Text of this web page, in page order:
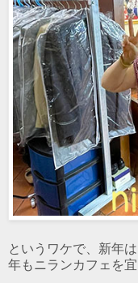
というワケで、新年
年もニランカフェを